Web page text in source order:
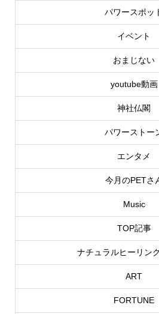
パワースポッ
イベント
おまじない
youtube動画
神社仏閣
パワーストー
エンタメ
今月のPETさ
Music
TOP記事
ナチュラルヒーリン
ART
FORTUNE